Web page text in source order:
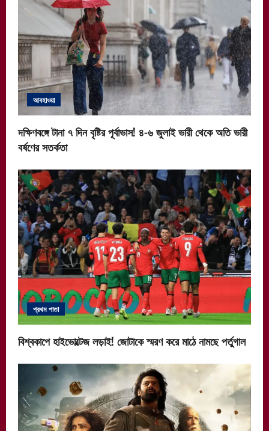
আবহাওয়া
দক্ষিণবঙ্গে টানা ৭ দিন বৃষ্টির পূর্বাভাস! ৪-৬ জুলাই ভারী থেকে অতি ভারী
বর্ষণের সতর্কতা
প্রথম পাতা
বিশ্বকাপে হাইভোল্টেজ লড়াই! জোটাকে স্মরণ করে মাঠে নামছে পর্তুগাল